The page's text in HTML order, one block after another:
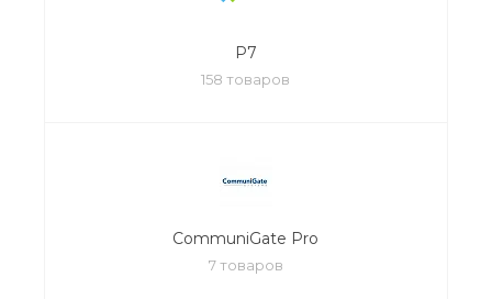
Р7
158 товаров
CommuniGate Pro
7 товаров